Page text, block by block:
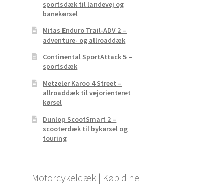
sportsdæk til landevej og
banekørsel
Mitas Enduro Trail-ADV 2 –
adventure- og allroaddæk
Continental SportAttack 5 –
sportsdæk
Metzeler Karoo 4 Street –
allroaddæk til vejorienteret
kørsel
Dunlop ScootSmart 2 –
scooterdæk til bykørsel og
touring
Motorcykeldæk | Køb dine